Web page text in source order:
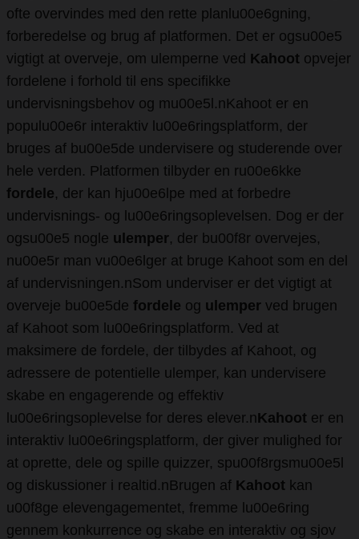
ofte overvindes med den rette planlu00e6gning,
forberedelse og brug af platformen. Det er ogsu00e5
vigtigt at overveje, om ulemperne ved Kahoot opvejer
fordelene i forhold til ens specifikke
undervisningsbehov og mu00e5l.nKahoot er en
populu00e6r interaktiv lu00e6ringsplatform, der
bruges af bu00e5de undervisere og studerende over
hele verden. Platformen tilbyder en ru00e6kke
fordele, der kan hju00e6lpe med at forbedre
undervisnings- og lu00e6ringsoplevelsen. Dog er der
ogsu00e5 nogle ulemper, der bu00f8r overvejes,
nu00e5r man vu00e6lger at bruge Kahoot som en del
af undervisningen.nSom underviser er det vigtigt at
overveje bu00e5de fordele og ulemper ved brugen
af Kahoot som lu00e6ringsplatform. Ved at
maksimere de fordele, der tilbydes af Kahoot, og
adressere de potentielle ulemper, kan undervisere
skabe en engagerende og effektiv
lu00e6ringsoplevelse for deres elever.nKahoot er en
interaktiv lu00e6ringsplatform, der giver mulighed for
at oprette, dele og spille quizzer, spu00f8rgsmu00e5l
og diskussioner i realtid.nBrugen af Kahoot kan
u00f8ge elevengagementet, fremme lu00e6ring
gennem konkurrence og skabe en interaktiv og sjov